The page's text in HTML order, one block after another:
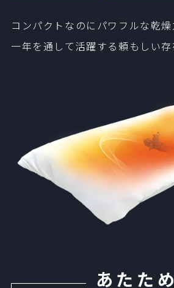
コンパクトなのにパワフルな乾燥
一年を通して活躍する頼もしい存
あたため